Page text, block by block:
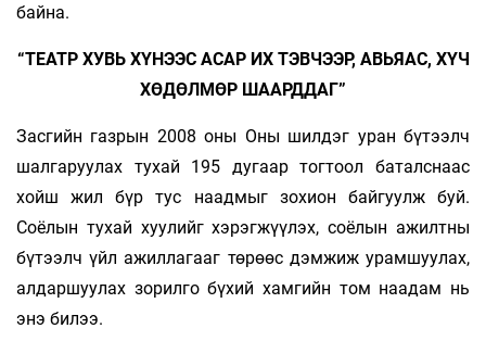
байна.
“ТЕАТР ХУВЬ ХҮНЭЭС АСАР ИХ ТЭВЧЭЭР, АВЬЯАС, ХҮЧ
ХӨДӨЛМӨР ШААРДДАГ”
Засгийн газрын 2008 оны Оны шилдэг уран бүтээлч
шалгаруулах тухай 195 дугаар тогтоол баталснаас
хойш жил бүр тус наадмыг зохион байгуулж буй.
Соёлын тухай хуулийг хэрэгжүү­лэх, соёлын ажилтны
бүтээлч үйл ажиллагааг төрөөс дэмжиж урамшуулах,
алдаршуулах зорилго бүхий хамгийн том наадам нь
энэ билээ.